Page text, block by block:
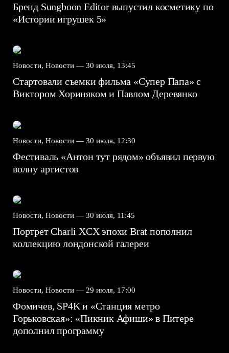
Бренд Sungboon Editor выпустил косметику по
«Истории игрушек 5»
Новости, Новости — 30 июля, 13:45
Стартовали съемки фильма «Супер Папа» с
Виктором Хориняком и Павлом Деревянко
Новости, Новости — 30 июля, 12:30
Фестиваль «Антон тут рядом» объявил первую
волну артистов
Новости, Новости — 30 июля, 11:45
Портрет Charli XCX эпохи Brat пополнил
коллекцию лондонской галереи
Новости, Новости — 29 июля, 17:00
Фомичев, SP4K и «Станция метро
Горьковская»: «Пикник Афиши» в Питере
дополнил программу